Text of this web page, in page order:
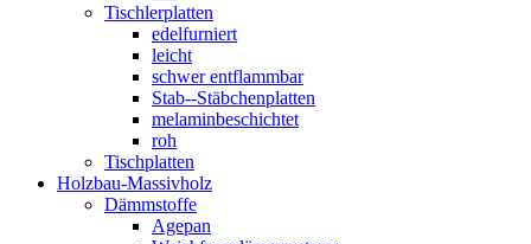
Tischlerplatten
edelfurniert
leicht
schwer entflammbar
Stab--Stäbchenplatten
melaminbeschichtet
roh
Tischplatten
Holzbau-Massivholz
Dämmstoffe
Agepan